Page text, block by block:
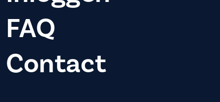
FAQ
Contact